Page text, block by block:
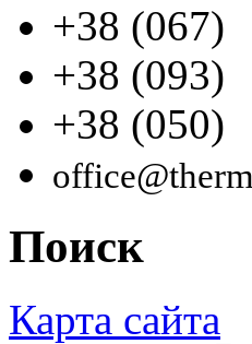
+38 (067)
+38 (093)
+38 (050)
Поиск
Карта сайта